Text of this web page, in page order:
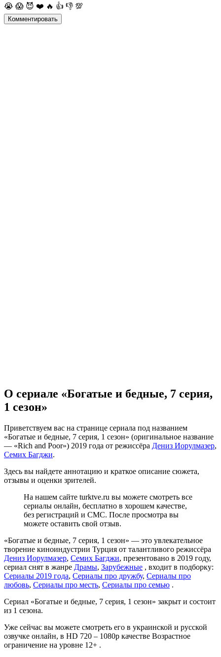
😭 😱 😈 ❤️ 🔥 👍 👎 💯
Комментировать
О сериале «Богатые и бедные, 7 серия,
1 сезон»
Приветствуем вас на странице сериала под названием
«Богатые и бедные, 7 серия, 1 сезон» (оригинальное название
— «Rich and Poor») 2019 года от режиссёра Дениз Иорулмазер,
Семих Багджи.
Здесь вы найдете аннотацию и краткое описание сюжета,
отзывы и оценки зрителей.
На нашем сайте turktve.ru вы можете смотреть все
сериалы онлайн, бесплатно в хорошем качестве,
без регистраций и СМС. После просмотра вы
можете оставить свой отзыв.
«Богатые и бедные, 7 серия, 1 сезон» — это увлекательное
творение киноиндустрии Турция от талантливого режиссёра
Дениз Иорулмазер, Семих Багджи, презентовано в 2019 году,
сериал снят в жанре Драмы, Зарубежные , входит в подборку:
Сериалы 2019 года, Сериалы про дружбу, Сериалы про
любовь, Сериалы про месть, Сериалы про семью .
Сериал «Богатые и бедные, 7 серия, 1 сезон» закрыт и состоит
из 1 сезона.
Уже сейчас вы можете смотреть его в украинской и русской
озвучке онлайн, в HD 720 – 1080p качестве Возрастное
ограничение на уровне 12+ .